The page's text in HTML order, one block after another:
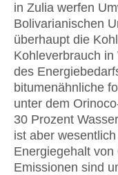
in Zulia werfen
Bolivarianischen
überhaupt die
Kohleverbrauch
des
bitumenähnliche
unter dem
30 Prozent
ist aber
Energiegehalt
Emissionen sind